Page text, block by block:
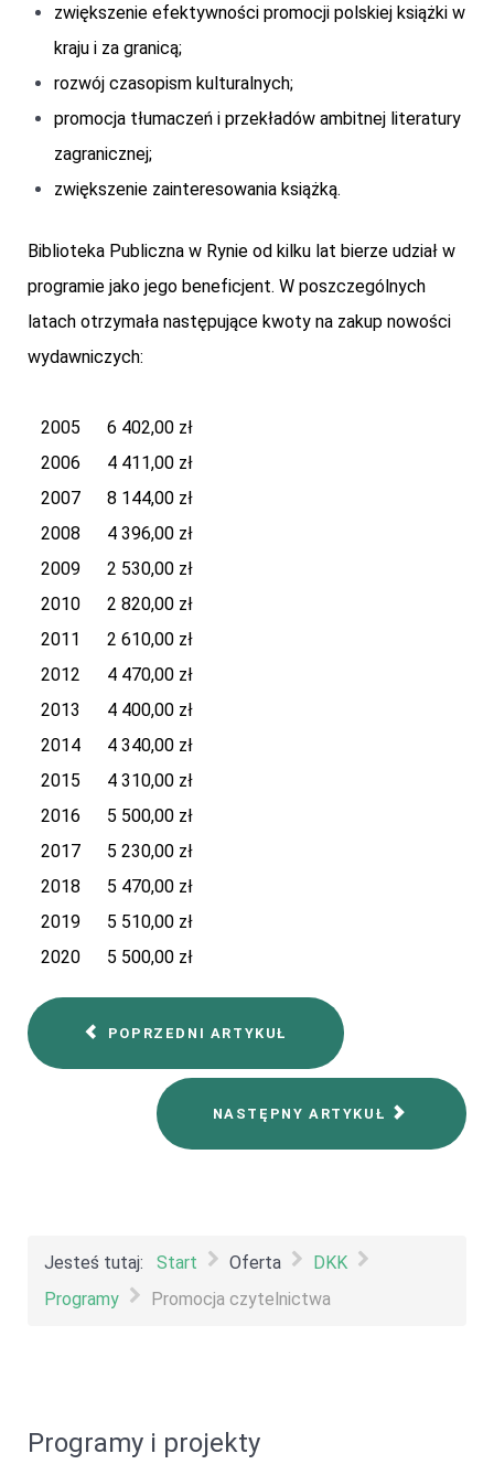
zwiększenie efektywności promocji polskiej książki w
kraju i za granicą;
rozwój czasopism kulturalnych;
promocja tłumaczeń i przekładów ambitnej literatury
zagranicznej;
zwiększenie zainteresowania książką.
Biblioteka Publiczna w Rynie od kilku lat bierze udział w
programie jako jego beneficjent. W poszczególnych
latach otrzymała następujące kwoty na zakup nowości
wydawniczych:
2005 6 402,00 zł
2006 4 411,00 zł
2007 8 144,00 zł
2008 4 396,00 zł
2009 2 530,00 zł
2010 2 820,00 zł
2011 2 610,00 zł
2012 4 470,00 zł
2013 4 400,00 zł
2014 4 340,00 zł
2015 4 310,00 zł
2016 5 500,00 zł
2017 5 230,00 zł
2018 5 470,00 zł
2019 5 510,00 zł
2020 5 500,00 zł
POPRZEDNI ARTYKUŁ
NASTĘPNY ARTYKUŁ
Jesteś tutaj: Start Oferta
DKK
Programy
Promocja czytelnictwa
Programy i projekty